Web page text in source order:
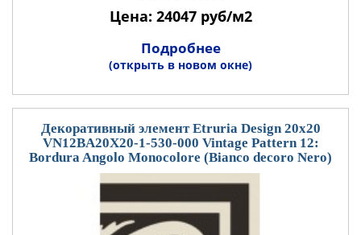
Цена: 24047 руб/м2
Подробнее
(открыть в новом окне)
Декоративный элемент Etruria Design 20x20
VN12BA20X20-1-530-000 Vintage Pattern 12:
Bordura Angolo Monocolore (Bianco decoro Nero)